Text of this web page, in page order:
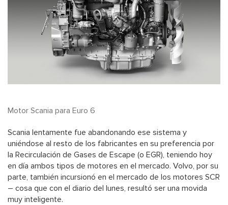
Motor Scania para Euro 6
Scania lentamente fue abandonando ese sistema y
uniéndose al resto de los fabricantes en su preferencia por
la Recirculación de Gases de Escape (o EGR), teniendo hoy
en día ambos tipos de motores en el mercado. Volvo, por su
parte, también incursionó en el mercado de los motores SCR
– cosa que con el diario del lunes, resultó ser una movida
muy inteligente.